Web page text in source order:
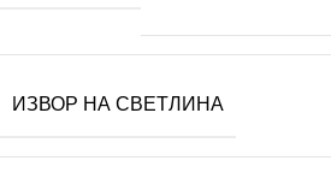
ИЗВОР НА СВЕТЛИНА